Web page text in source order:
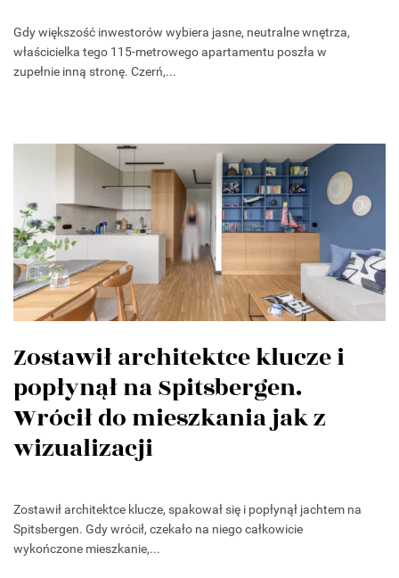
Gdy większość inwestorów wybiera jasne, neutralne wnętrza,
właścicielka tego 115-metrowego apartamentu poszła w
zupełnie inną stronę. Czerń,...
Zostawił architektce klucze i
popłynął na Spitsbergen.
Wrócił do mieszkania jak z
wizualizacji
Zostawił architektce klucze, spakował się i popłynął jachtem na
Spitsbergen. Gdy wrócił, czekało na niego całkowicie
wykończone mieszkanie,...